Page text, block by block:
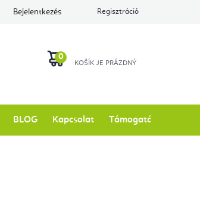
Bejelentkezés Regisztráció
BLOG Kapcsolat Támogatás